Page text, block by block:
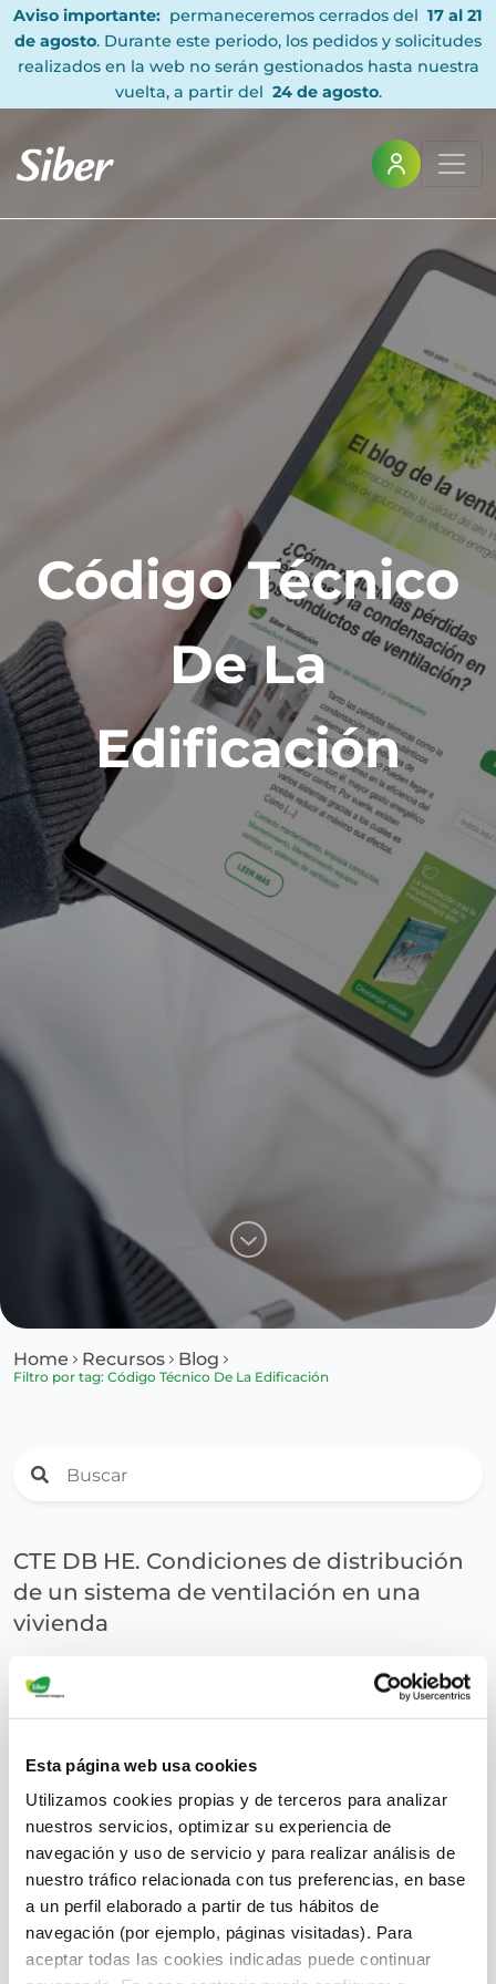
Esta página web usa cookies
Utilizamos cookies propias y de terceros para analizar
nuestros servicios, optimizar su experiencia de
navegación y uso de servicio y para realizar análisis de
nuestro tráfico relacionada con tus preferencias, en base
a un perfil elaborado a partir de tus hábitos de
navegación (por ejemplo, páginas visitadas). Para
aceptar todas las cookies indicadas puede continuar
Aviso importante: permaneceremos cerrados del 17 al 21
de agosto. Durante este periodo, los pedidos y solicitudes
realizados en la web no serán gestionados hasta nuestra
vuelta, a partir del 24 de agosto.
Código Técnico
De La
Edificación
Home Recursos Blog
Filtro por tag: Código Técnico De La Edificación
CTE DB HE. Condiciones de distribución
de un sistema de ventilación en una
vivienda
componentes